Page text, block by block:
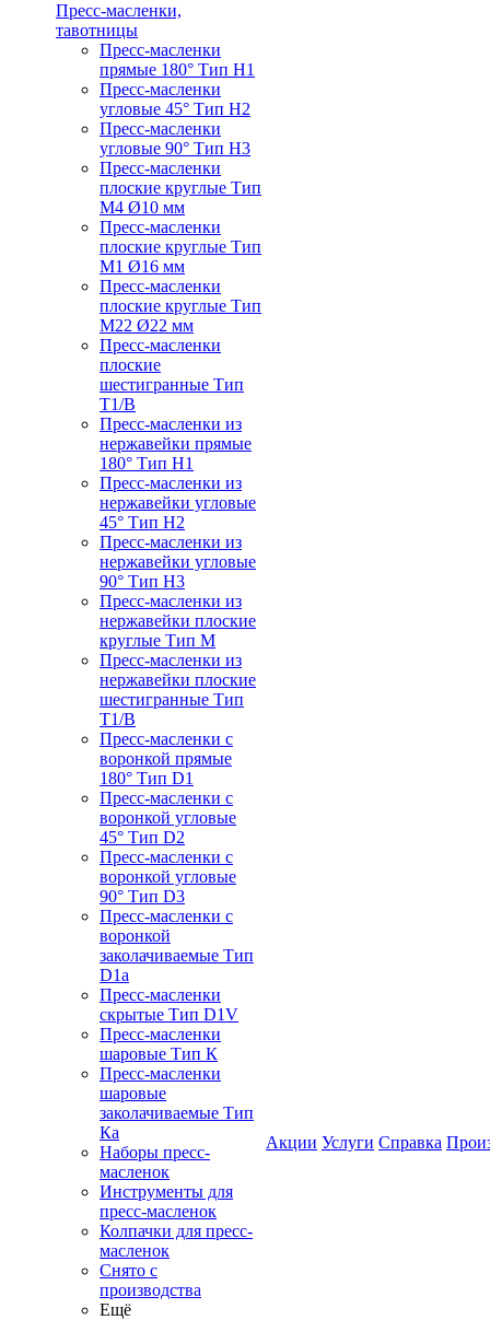
Пресс-масленки,
тавотницы
Пресс-масленки
прямые 180° Тип H1
Пресс-масленки
угловые 45° Тип H2
Пресс-масленки
угловые 90° Тип H3
Пресс-масленки
плоские круглые Тип
M4 Ø10 мм
Пресс-масленки
плоские круглые Тип
M1 Ø16 мм
Пресс-масленки
плоские круглые Тип
M22 Ø22 мм
Пресс-масленки
плоские
шестигранные Тип
T1/B
Пресс-масленки из
нержавейки прямые
180° Тип H1
Пресс-масленки из
нержавейки угловые
45° Тип H2
Пресс-масленки из
нержавейки угловые
90° Тип H3
Пресс-масленки из
нержавейки плоские
круглые Тип M
Пресс-масленки из
нержавейки плоские
шестигранные Тип
T1/B
Пресс-масленки с
воронкой прямые
180° Тип D1
Пресс-масленки с
воронкой угловые
45° Тип D2
Пресс-масленки с
воронкой угловые
90° Тип D3
Пресс-масленки с
воронкой
заколачиваемые Тип
D1a
Пресс-масленки
скрытые Тип D1V
Пресс-масленки
шаровые Тип К
Пресс-масленки
шаровые
заколачиваемые Тип
Кa
Наборы пресс-
масленок
Инструменты для
пресс-масленок
Колпачки для пресс-
масленок
Снято с
производства
Ещё
Акции Услуги Справка